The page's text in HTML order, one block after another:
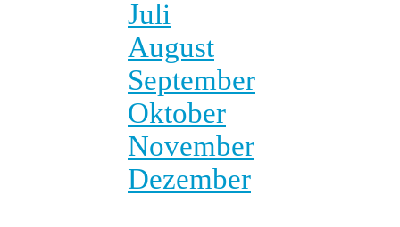
Juli
August
September
Oktober
November
Dezember